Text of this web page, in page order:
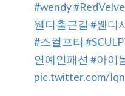
#wendy
웬디출근길 #웬디
#스컬프터
연예인패션 #아이
pic.twitter.com/